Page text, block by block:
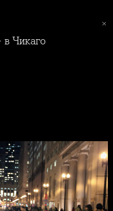
в Чикаго